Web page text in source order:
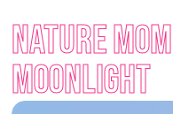
The colours Moonlight ,
and give the paving a
time, always enchanting.
terraces, entrances,
Nature
Moonlight